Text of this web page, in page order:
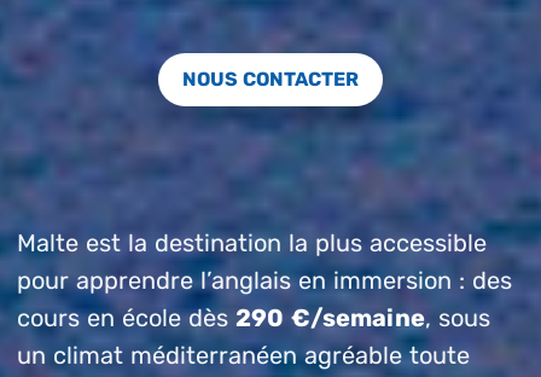
NOUS CONTACTER
Malte est la destination la plus accessible
pour apprendre l’anglais en immersion : des
cours en école dès 290 €/semaine, sous
un climat méditerranéen agréable toute